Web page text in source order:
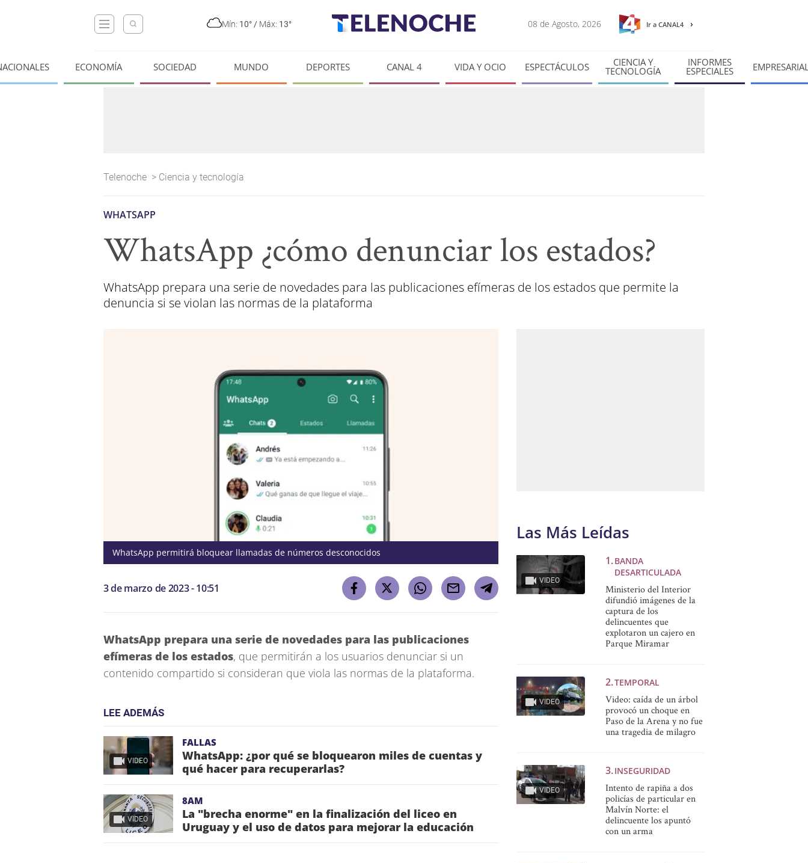
Mín: 10° / Máx: 13° 08 de Agosto, 2026 Ir a CANAL4
ECONOMÍA SOCIEDAD MUNDO DEPORTES CANAL 4 VIDA Y OCIO ESPECTÁCULOS CIENCIA Y
TECNOLOGÍA
INFORMES
ESPECIALES
Telenoche > Ciencia y tecnología
WHATSAPP
WhatsApp ¿cómo denunciar los estados?
WhatsApp prepara una serie de novedades para las publicaciones efímeras de los estados que permite la
denuncia si se violan las normas de la plataforma
WhatsApp permitirá bloquear llamadas de números desconocidos
3 de marzo de 2023 - 10:51
WhatsApp prepara una serie de novedades para las publicaciones
efímeras de los estados, que permitirán a los usuarios denunciar si un
contenido compartido si consideran que viola las normas de la plataforma.
LEE ADEMÁS
VIDEO
FALLAS
WhatsApp: ¿por qué se bloquearon miles de cuentas y
qué hacer para recuperarlas?
VIDEO
8AM
La "brecha enorme" en la finalización del liceo en
Uruguay y el uso de datos para mejorar la educación
Las Más Leídas
VIDEO
BANDA
DESARTICULADA
Ministerio del Interior
difundió imágenes de la
captura de los
delincuentes que
explotaron un cajero en
Parque Miramar
VIDEO
TEMPORAL
Video: caída de un árbol
provocó un choque en
Paso de la Arena y no fue
una tragedia de milagro
VIDEO
INSEGURIDAD
Intento de rapiña a dos
policías de particular en
Malvín Norte: el
delincuente los apuntó
con un arma